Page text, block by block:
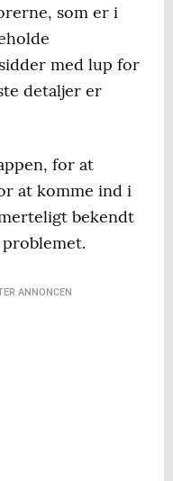
som er i
med lup for
detaljer er
for at
at komme ind i
bekendt
problemet.
ANNONCEN